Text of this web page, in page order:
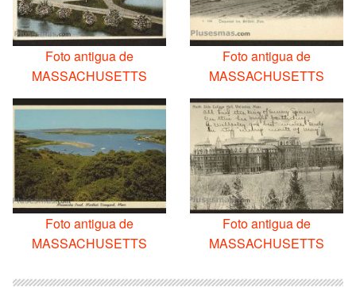
Foto antigua de
MASSACHUSETTS
Foto antigua de
MASSACHUSETTS
Foto antigua de
MASSACHUSETTS
Foto antigua de
MASSACHUSETTS